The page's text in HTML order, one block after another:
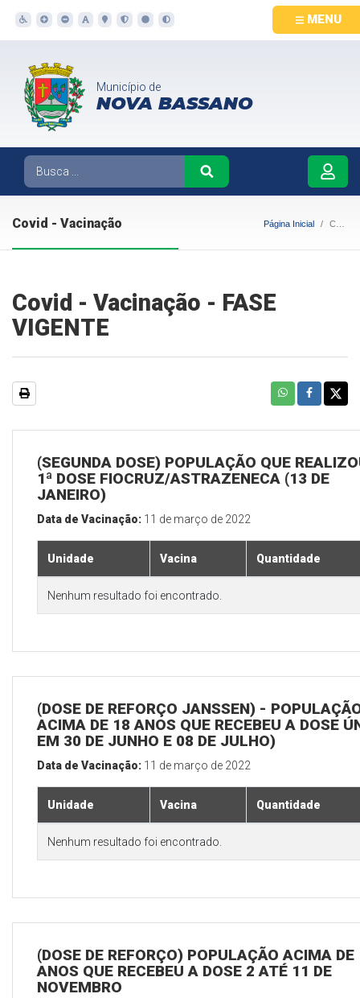
MENU
Município de
NOVA BASSANO
Covid - Vacinação Página Inicial Covid - Vacinação
Covid - Vacinação - FASE
VIGENTE
(SEGUNDA DOSE) POPULAÇÃO QUE
1ª DOSE FIOCRUZ/ASTRAZENECA (13 DE
JANEIRO)
Data de Vacinação: 11 de março de 2022
Unidade Vacina Quantidade
Nenhum resultado foi encontrado.
(DOSE DE REFORÇO JANSSEN) -
ACIMA DE 18 ANOS QUE RECEBEU A DOSE
EM 30 DE JUNHO E 08 DE JULHO)
Data de Vacinação: 11 de março de 2022
Unidade Vacina Quantidade
Nenhum resultado foi encontrado.
(DOSE DE REFORÇO) POPULAÇÃO ACIMA DE
ANOS QUE RECEBEU A DOSE 2 ATÉ 11 DE
NOVEMBRO